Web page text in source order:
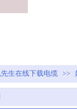
生在线下载电缆 >>